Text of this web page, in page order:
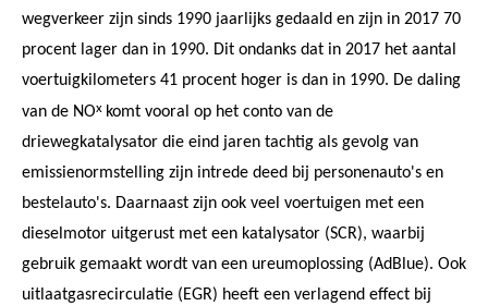
wegverkeer zijn sinds 1990 jaarlijks gedaald en zijn in 2017 70
procent lager dan in 1990. Dit ondanks dat in 2017 het aantal
voertuigkilometers 41 procent hoger is dan in 1990. De daling
van de NOx komt vooral op het conto van de
driewegkatalysator die eind jaren tachtig als gevolg van
emissienormstelling zijn intrede deed bij personenauto's en
bestelauto's. Daarnaast zijn ook veel voertuigen met een
dieselmotor uitgerust met een katalysator (SCR), waarbij
gebruik gemaakt wordt van een ureumoplossing (AdBlue). Ook
uitlaatgasrecirculatie (EGR) heeft een verlagend effect bij